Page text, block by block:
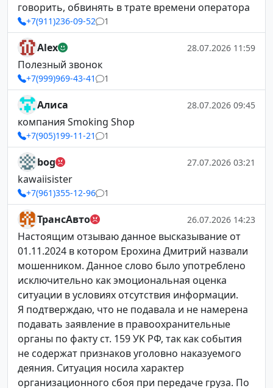
говорить, обвинять в трате времени оператора
+7(911)236-09-52 1
Alex 28.07.2026 11:59
Полезный звонок
+7(999)969-43-41 1
Алиса 28.07.2026 09:45
компания Smoking Shop
+7(905)199-11-21 1
bog 27.07.2026 03:21
kawaiisister
+7(961)355-12-96 1
ТрансАвто 26.07.2026 14:23
Настоящим отзываю данное высказывание от
01.11.2024 в котором Ерохина Дмитрий назвали
мошенником. Данное слово было употреблено
исключительно как эмоциональная оценка
ситуации в условиях отсутствия информации.
Я подтверждаю, что не подавала и не намерена
подавать заявление в правоохранительные
органы по факту ст. 159 УК РФ, так как события
не содержат признаков уголовно наказуемого
деяния. Ситуация носила характер
организационного сбоя при передаче груза. По